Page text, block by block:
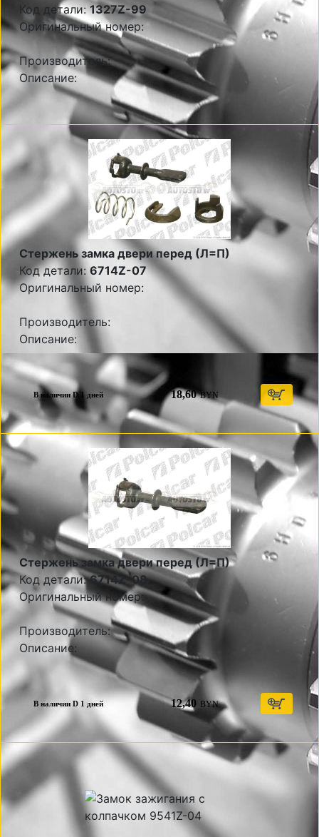
Код детали:1327Z-99
Оригинальный номер:
Производитель:
Описание:
Стержень замка двери перед (Л=П)
Код детали: 6714Z-07
Оригинальный номер:
Производитель:
Описание:
В наличии D 1 дней 18,60 BYN
Стержень замка двери перед (Л=П)
Код детали:6714Z-08
Оригинальный номер:
Производитель:
Описание:
В наличии D 1 дней 12,40 BYN